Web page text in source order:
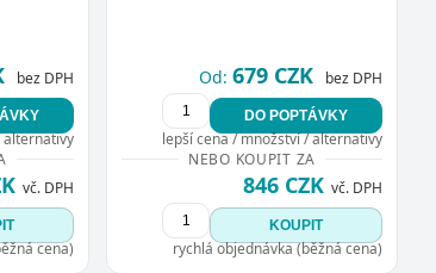
bez DPH
alternativy
vč. DPH
cena)
Od: 679 CZK bez DPH
DO POPTÁVKY
lepší cena / množství / alternativy
NEBO KOUPIT ZA
846 CZK vč. DPH
KOUPIT
rychlá objednávka (běžná cena)